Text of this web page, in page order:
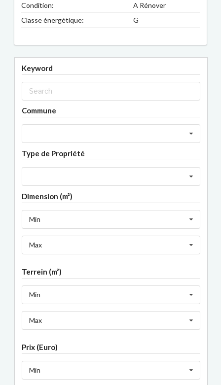
Condition:
A Rénover
Classe énergétique:
G
Keyword
Commune
Type de Propriété
Dimension (m²)
Min
Max
Terrein (m²)
Min
Max
Prix (Euro)
Min